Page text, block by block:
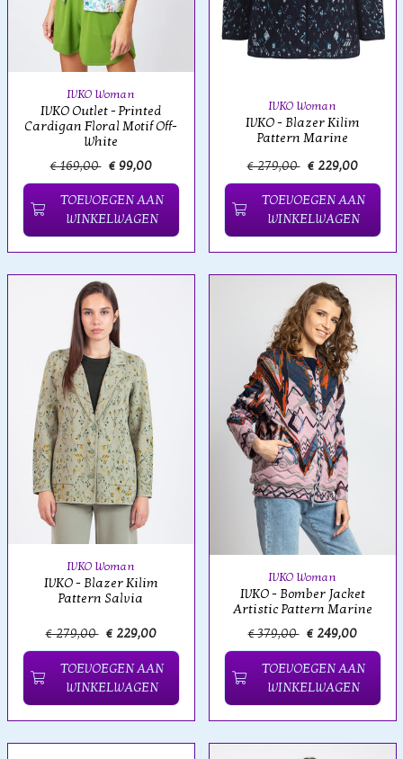
IVKO Woman
IVKO Outlet - Printed
Cardigan Floral Motif Off-
White
€ 169,00 € 99,00
TOEVOEGEN AAN
WINKELWAGEN
IVKO Woman
IVKO - Blazer Kilim
Pattern Marine
€ 279,00 € 229,00
TOEVOEGEN AAN
WINKELWAGEN
IVKO Woman
IVKO - Blazer Kilim
Pattern Salvia
€ 279,00 € 229,00
TOEVOEGEN AAN
WINKELWAGEN
IVKO Woman
IVKO - Bomber Jacket
Artistic Pattern Marine
€ 379,00 € 249,00
TOEVOEGEN AAN
WINKELWAGEN